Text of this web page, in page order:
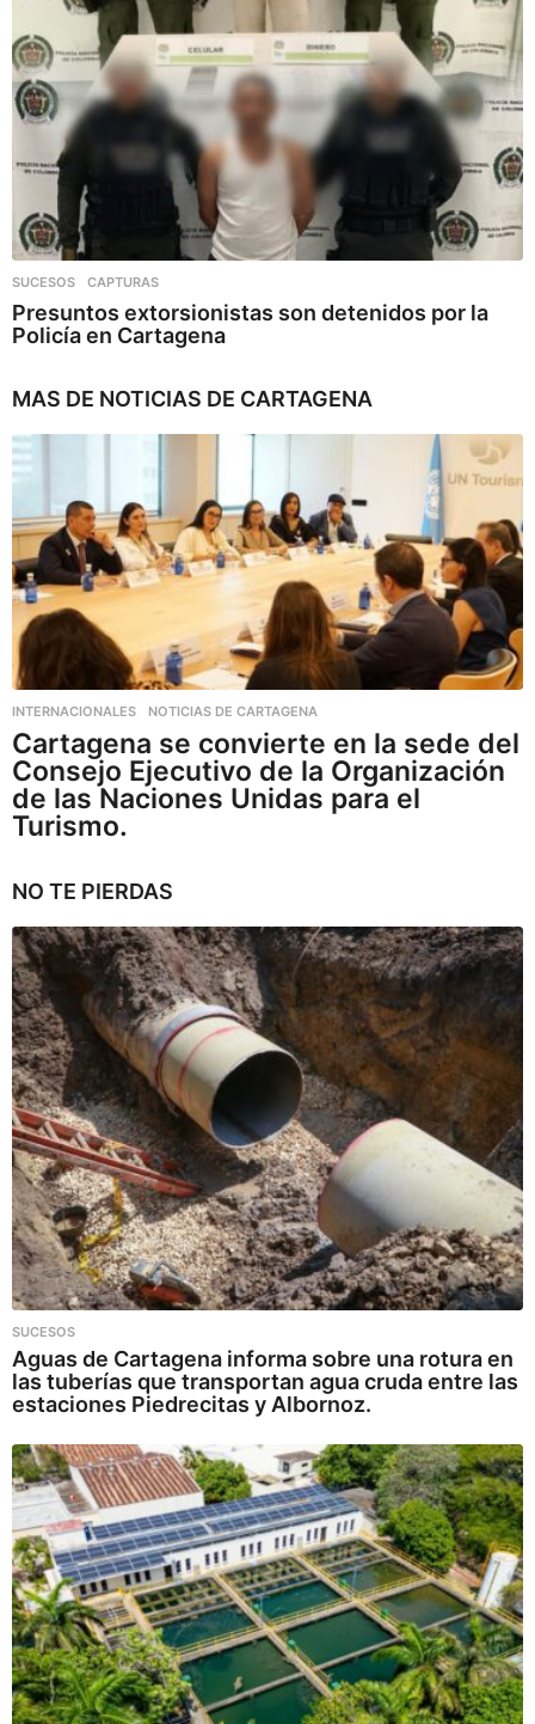
SUCESOS ,CAPTURAS
Presuntos extorsionistas son detenidos por la
Policía en Cartagena
MAS DE NOTICIAS DE CARTAGENA
INTERNACIONALES ,NOTICIAS DE CARTAGENA
Cartagena se convierte en la sede del
Consejo Ejecutivo de la Organización
de las Naciones Unidas para el
Turismo.
NO TE PIERDAS
SUCESOS
Aguas de Cartagena informa sobre una rotura en
las tuberías que transportan agua cruda entre las
estaciones Piedrecitas y Albornoz.